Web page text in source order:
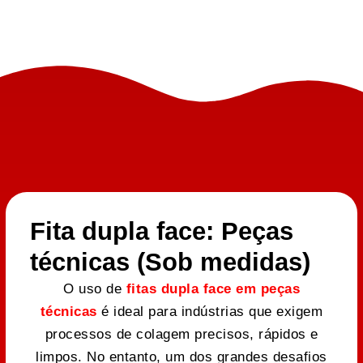
Fita dupla face: Peças
técnicas (Sob medidas)
O uso de fitas dupla face em peças
técnicas é ideal para indústrias que exigem
processos de colagem precisos, rápidos e
limpos. No entanto, um dos grandes desafios